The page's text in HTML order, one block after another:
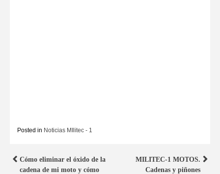
Posted in Noticias MIlitec - 1
Cómo eliminar el óxido de la
cadena de mi moto y cómo
MILITEC-1 MOTOS.
Cadenas y piñones